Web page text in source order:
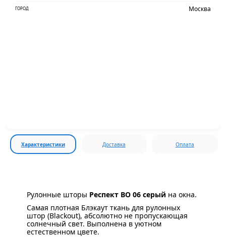
ГОРОД Москва
Характеристики Доставка Оплата
Рулонные шторы Респект ВО 06 серый на окна.
Самая плотная Блэкаут ткань для рулонных
штор (Blackout), абсолютно не пропускающая
солнечный свет. Выполнена в уютном
естественном цвете.